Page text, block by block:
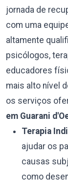
jornada de
com uma
altamente
psicólogos,
educadores
mais alto nível
os serviços
em Guarani
Terapia
ajudar os
causas
como